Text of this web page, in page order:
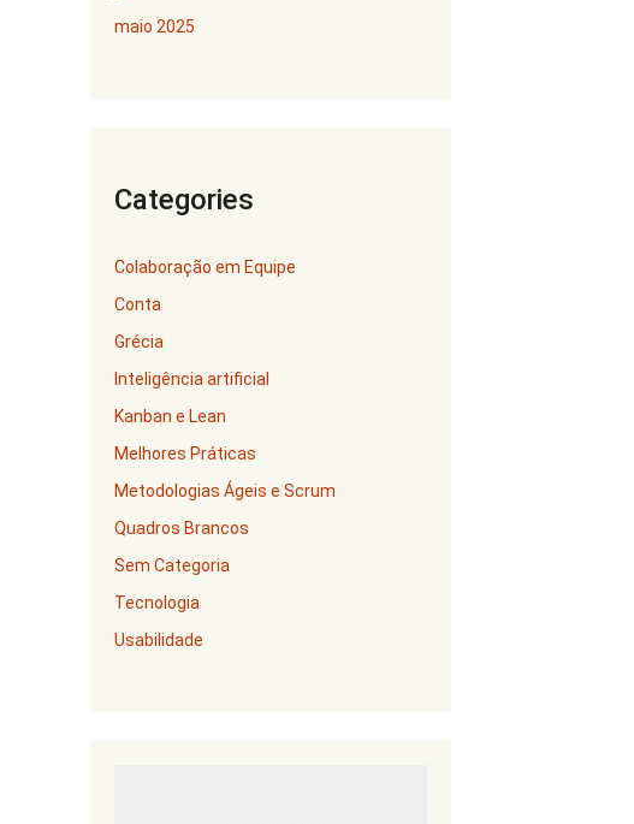
maio 2025
Categories
Colaboração em Equipe
Conta
Grécia
Inteligência artificial
Kanban e Lean
Melhores Práticas
Metodologias Ágeis e Scrum
Quadros Brancos
Sem Categoria
Tecnologia
Usabilidade